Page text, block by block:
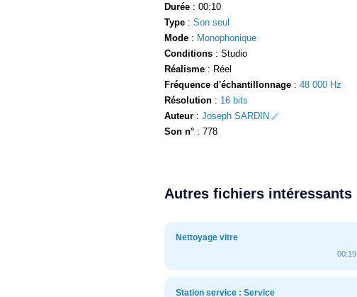
Durée : 00:10
Type : Son seul
Mode : Monophonique
Conditions : Studio
Réalisme : Réel
Fréquence d'échantillonnage : 48 000 Hz
Résolution : 16 bits
Auteur : Joseph SARDIN
Son n° : 778
Autres fichiers intéressants
Nettoyage vitre
00:19
Station service : Service